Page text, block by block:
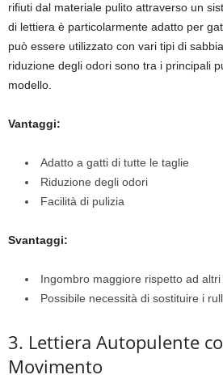
rifiuti dal materiale pulito attraverso un
di lettiera è particolarmente adatto per
può essere utilizzato con vari tipi di
riduzione degli odori sono tra i principali
modello.
Vantaggi:
Adatto a gatti di tutte le taglie
Riduzione degli odori
Facilità di pulizia
Svantaggi:
Ingombro maggiore rispetto ad
Possibile necessità di sostituire i
3. Lettiera Autopulente
Movimento